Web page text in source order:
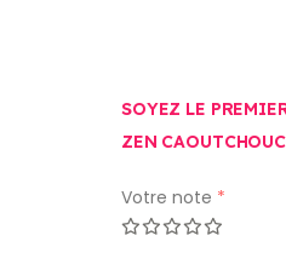
SOYEZ LE
ZEN
Votre note *